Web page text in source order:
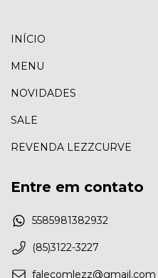
INÍCIO
MENU
NOVIDADES
SALE
REVENDA LEZZCURVE
Entre em contato
5585981382932
(85)3122-3227
falecomlezz@gmail.com